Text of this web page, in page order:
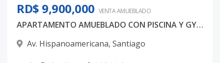
RD$ 9,900,000 VENTA AMUEBLADO
APARTAMENTO AMUEBLADO CON PISCINA Y GYM - AVE. HISPANOAMERICANA - SANTIAGO
Av. Hispanoamericana, Santiago